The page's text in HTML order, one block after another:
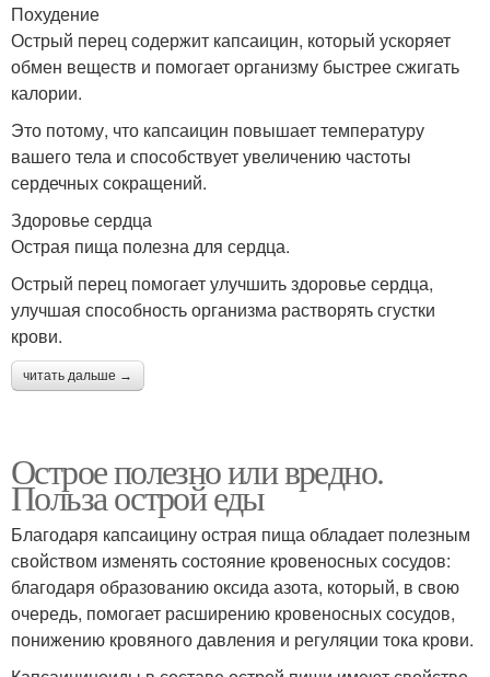
Похудение
Острый перец содержит капсаицин, который ускоряет
обмен веществ и помогает организму быстрее сжигать
калории.
Это потому, что капсаицин повышает температуру
вашего тела и способствует увеличению частоты
сердечных сокращений.
Здоровье сердца
Острая пища полезна для сердца.
Острый перец помогает улучшить здоровье сердца,
улучшая способность организма растворять сгустки
крови.
читать дальше →
Острое полезно или вредно.
Польза острой еды
Благодаря капсаицину острая пища обладает полезным
свойством изменять состояние кровеносных сосудов:
благодаря образованию оксида азота, который, в свою
очередь, помогает расширению кровеносных сосудов,
понижению кровяного давления и регуляции тока крови.